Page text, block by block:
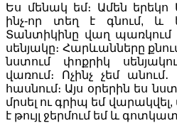
Ես մենակ եմ։ Ամեն երեկո
ինչ-որ տեղ է գնում, և
Տանտիկինը վաղ պառկում
սենյակը։ Հարևանները
նստում փոքրիկ
վառում։ Ոչինչ չեմ
հասնում։ Այս օրերին ես
մրսել ու գրիպ եմ
է թույլ ջերմում եմ և